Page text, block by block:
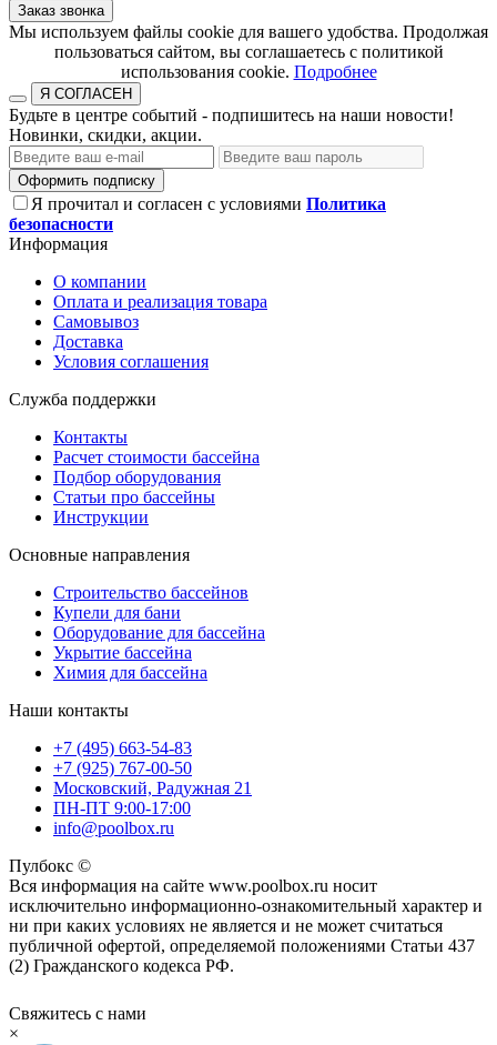
Заказ звонка
​​​​​​​Мы используем файлы cookie для вашего удобства. Продолжая
пользоваться сайтом, вы соглашаетесь с политикой
использования cookie.​​​​​​​ Подробнее
Я СОГЛАСЕН
Будьте в центре событий - подпишитесь на наши новости!
Новинки, скидки, акции.
Оформить подписку
Я прочитал и согласен с условиями Политика
безопасности
Информация
О компании
Оплата и реализация товара
Самовывоз
Доставка
Условия соглашения
Служба поддержки
Контакты
Расчет стоимости бассейна
Подбор оборудования
Статьи про бассейны
Инструкции
Основные направления
Строительство бассейнов
Купели для бани
Оборудование для бассейна
Укрытие бассейна
Химия для бассейна
Наши контакты
+7 (495) 663-54-83
+7 (925) 767-00-50
Московский, Радужная 21
ПН-ПТ 9:00-17:00
info@poolbox.ru
Пулбокс ©
Вся информация на сайте www.poolbox.ru носит
исключительно информационно-ознакомительный характер и
ни при каких условиях не является и не может считаться
публичной офертой, определяемой положениями Статьи 437
(2) Гражданского кодекса РФ.
Свяжитесь с нами
×